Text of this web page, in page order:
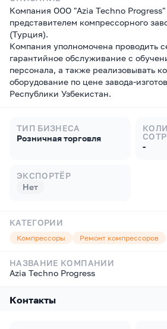
Компания ООО "Azia Techno
представителем компрессорного
(Турция).
Компания уполномочена проводить
гарантийное обслуживание с
персонала, а также реализовывать
оборудование по цене завода-
Республики Узбекистан.
ТИП БИЗНЕСА
Розничная торговля
-
ЭКСПОРТЁР
Нет
КАТЕГОРИИ
Компрессоры Ремонт компрессоров
НАЗВАНИЕ КОМПАНИИ
Azia Techno Progress
Контакты